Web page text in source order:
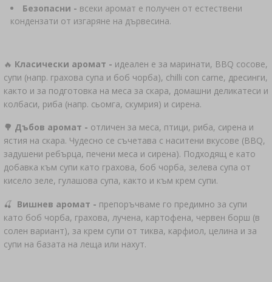
Безопасни - всеки аромат е получен от естествени
кондензати от изгаряне на дървесина.
🔥 Класически аромат - идеален е за маринати, BBQ сосове,
супи (напр. грахова супа и боб чорба), chilli con carne, дресинги,
както и за подготовка на меса за скара, домашни деликатеси и
колбаси, риба (напр. сьомга, скумрия) и сирена.
🌳 Дъбов аромат - отличен за меса, птици, риба, сирена и
ястия на скара. Чудесно се съчетава с наситени вкусове (BBQ,
задушени ребърца, печени меса и сирена). Подходящ е като
добавка към супи като грахова, боб чорба, зелева супа от
кисело зеле, гулашова супа, както и към крем супи.
🍒 Вишнев аромат - препоръчваме го предимно за супи
като боб чорба, грахова, лучена, картофена, червен борш (в
солен вариант), за крем супи от тиква, карфиол, целина и за
супи на базата на леща или нахут.